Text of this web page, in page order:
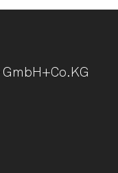
GmbH+Co.KG